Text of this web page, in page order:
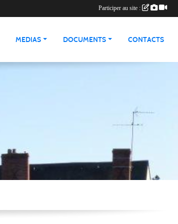
MEDIAS DOCUMENTS CONTACTS
Participer au site :